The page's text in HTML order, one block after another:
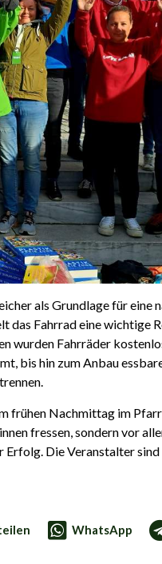
als Grundlage für eine
Fahrrad eine wichtige
wurden Fahrräder
bis hin zum Anbau
frühen Nachmittag im
fressen, sondern vor
Die Veranstalter sind
WhatsApp